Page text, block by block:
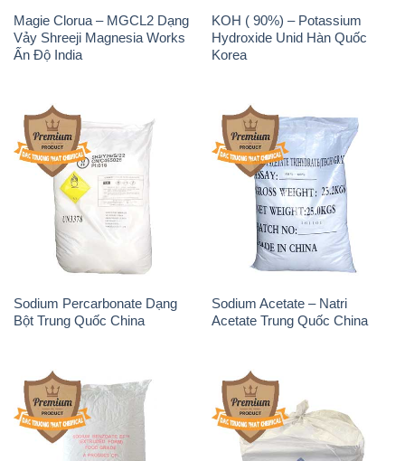
Magie Clorua – MGCL2 Dạng
Vảy Shreeji Magnesia Works
Ấn Độ India
KOH ( 90%) – Potassium
Hydroxide Unid Hàn Quốc
Korea
Sodium Percarbonate Dạng
Bột Trung Quốc China
Sodium Acetate – Natri
Acetate Trung Quốc China